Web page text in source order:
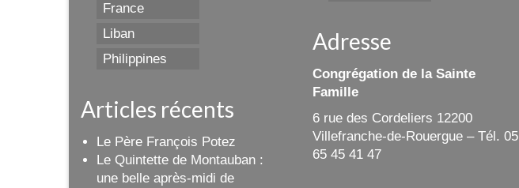
France
Liban
Philippines
Articles récents
Le Père François Potez
Le Quintette de Montauban :
une belle après-midi de
Adresse
Congrégation de la Sainte
Famille
6 rue des Cordeliers 12200
Villefranche-de-Rouergue – Tél. 05
65 45 41 47